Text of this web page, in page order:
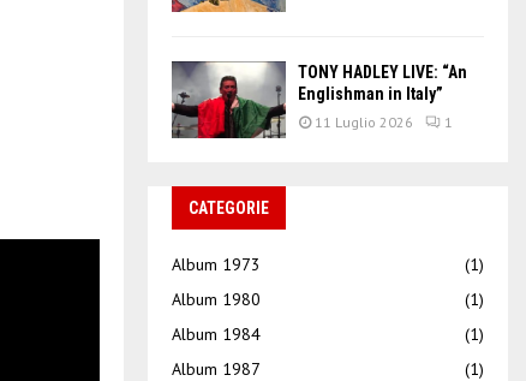
TONY HADLEY LIVE: “An
Englishman in Italy”
11 Luglio 2026 1
CATEGORIE
Album 1973
(1)
Album 1980
(1)
Album 1984
(1)
Album 1987
(1)